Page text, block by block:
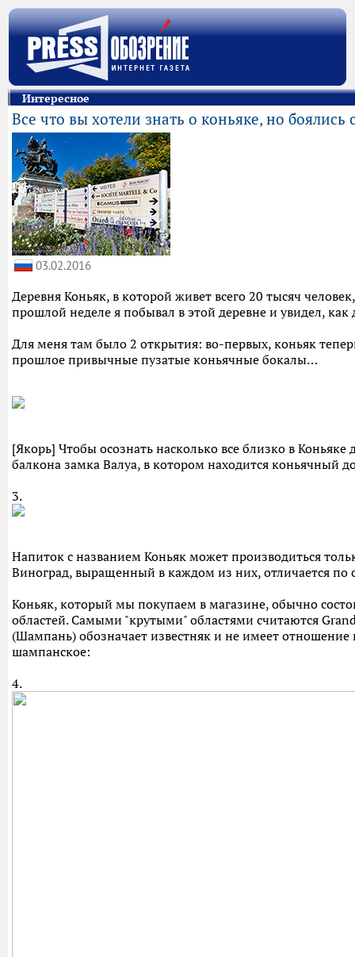
Интересное
Все что вы хотели знать о коньяке, но боялись
03.02.2016
Деревня Коньяк, в которой живет всего 20 тысяч
прошлой неделе я побывал в этой деревне и увидел,
Для меня там было 2 открытия: во-первых, коньяк
прошлое привычные пузатые коньячные бокалы…
[Якорь] Чтобы осознать насколько все близко в
балкона замка Валуа, в котором находится коньячный
3.
Напиток с названием Коньяк может производиться
Виноград, выращенный в каждом из них, отличается по
Коньяк, который мы покупаем в магазине, обычно
областей. Самыми "крутыми" областями считаются
(Шампань) обозначает известняк и не имеет
шампанское:
4.